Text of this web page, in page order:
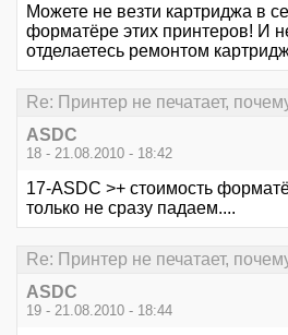
Можете не везти картриджа в
форматёре этих принтеров! И
отделаетесь ремонтом
Re: Принтер не печатает,
ASDC
18 - 21.08.2010 - 18:42
17-ASDC >+ стоимость
только не сразу падаем....
Re: Принтер не печатает,
ASDC
19 - 21.08.2010 - 18:44